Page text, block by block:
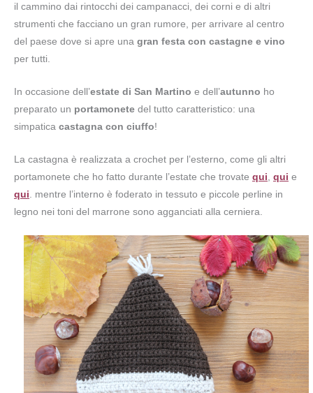
il cammino dai rintocchi dei campanacci, dei corni e di altri
strumenti che facciano un gran rumore, per arrivare al centro
del paese dove si apre una gran festa con castagne e vino
per tutti.
In occasione dell’estate di San Martino e dell’autunno ho
preparato un portamonete del tutto caratteristico: una
simpatica castagna con ciuffo!
La castagna è realizzata a crochet per l’esterno, come gli altri
portamonete che ho fatto durante l’estate che trovate qui qui e
qui . mentre l’interno è foderato in tessuto e piccole perline in
legno nei toni del marrone sono agganciati alla cerniera.